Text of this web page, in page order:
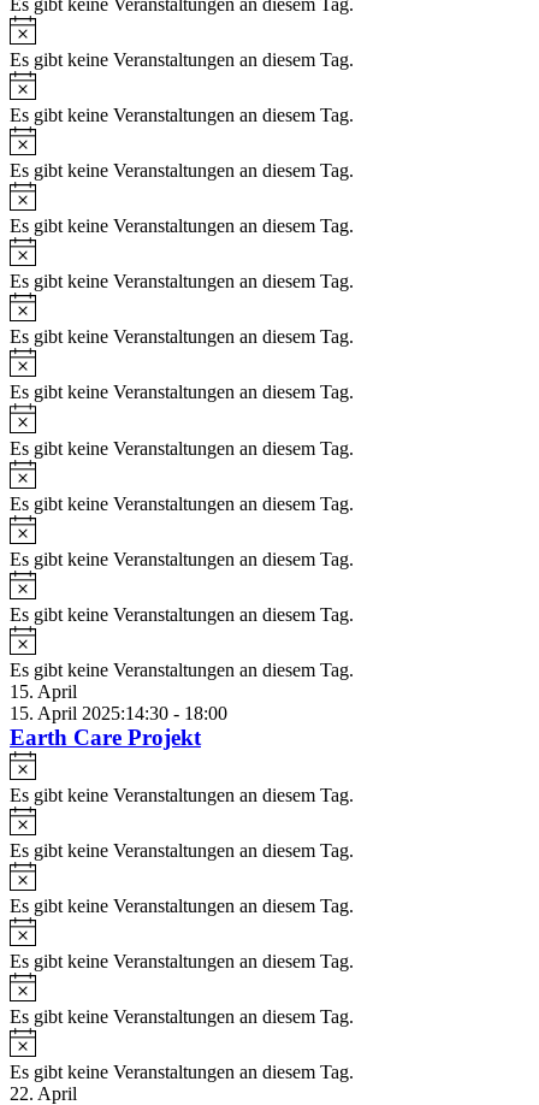
Hinweis
Es gibt keine Veranstaltungen an diesem Tag.
Hinweis
Es gibt keine Veranstaltungen an diesem Tag.
Hinweis
Es gibt keine Veranstaltungen an diesem Tag.
Hinweis
Es gibt keine Veranstaltungen an diesem Tag.
Hinweis
Es gibt keine Veranstaltungen an diesem Tag.
Hinweis
Es gibt keine Veranstaltungen an diesem Tag.
Hinweis
Es gibt keine Veranstaltungen an diesem Tag.
Hinweis
Es gibt keine Veranstaltungen an diesem Tag.
Hinweis
Es gibt keine Veranstaltungen an diesem Tag.
Hinweis
Es gibt keine Veranstaltungen an diesem Tag.
Hinweis
Es gibt keine Veranstaltungen an diesem Tag.
Hinweis
Es gibt keine Veranstaltungen an diesem Tag.
15. April
15. April 2025:14:30 - 18:00
Earth Care Projekt
Hinweis
Es gibt keine Veranstaltungen an diesem Tag.
Hinweis
Es gibt keine Veranstaltungen an diesem Tag.
Hinweis
Es gibt keine Veranstaltungen an diesem Tag.
Hinweis
Es gibt keine Veranstaltungen an diesem Tag.
Hinweis
Es gibt keine Veranstaltungen an diesem Tag.
Hinweis
Es gibt keine Veranstaltungen an diesem Tag.
22. April